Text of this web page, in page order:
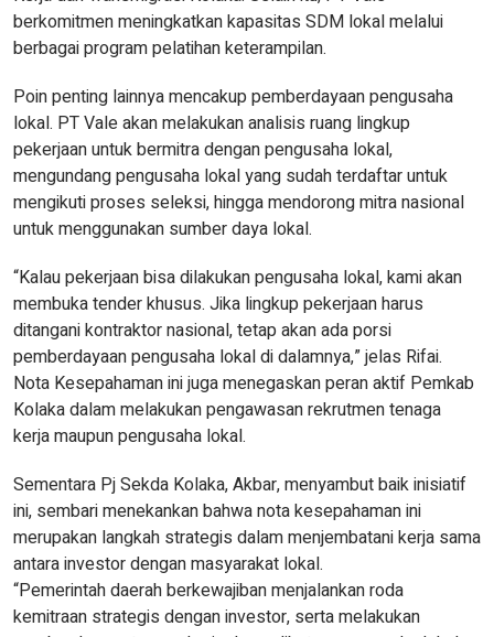
berkomitmen meningkatkan kapasitas SDM lokal melalui
berbagai program pelatihan keterampilan.
Poin penting lainnya mencakup pemberdayaan pengusaha
lokal. PT Vale akan melakukan analisis ruang lingkup
pekerjaan untuk bermitra dengan pengusaha lokal,
mengundang pengusaha lokal yang sudah terdaftar untuk
mengikuti proses seleksi, hingga mendorong mitra nasional
untuk menggunakan sumber daya lokal.
“Kalau pekerjaan bisa dilakukan pengusaha lokal, kami akan
membuka tender khusus. Jika lingkup pekerjaan harus
ditangani kontraktor nasional, tetap akan ada porsi
pemberdayaan pengusaha lokal di dalamnya,” jelas Rifai.
Nota Kesepahaman ini juga menegaskan peran aktif Pemkab
Kolaka dalam melakukan pengawasan rekrutmen tenaga
kerja maupun pengusaha lokal.
Sementara Pj Sekda Kolaka, Akbar, menyambut baik inisiatif
ini, sembari menekankan bahwa nota kesepahaman ini
merupakan langkah strategis dalam menjembatani kerja sama
antara investor dengan masyarakat lokal.
“Pemerintah daerah berkewajiban menjalankan roda
kemitraan strategis dengan investor, serta melakukan